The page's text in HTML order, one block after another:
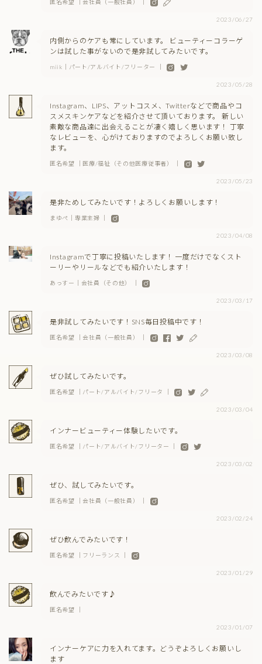
匿名希望 ｜会社員（一般社員） ｜
2023/06/27
内側からのケアも常にしています。 ビューティーコラーゲ
ンは試した事がないので是非試してみたいです。
miik｜パート/アルバイト/フリーター ｜
2023/05/28
Instagram、LIPS、アットコスメ、Twitterなどで商品やコ
スメスキンケアなどを紹介させて頂いております。 新しい
素敵な商品達に出会えることが凄く嬉しく思います！ 丁寧
なレビューを、心がけておりますのでよろしくお願い致し
ます。
匿名希望 ｜医療/福祉（その他医療従事者） ｜
2023/05/23
是非ためしてみたいです！よろしくお願いします！
まゆぺ｜専業主婦 ｜
2023/04/08
Instagramで丁寧に投稿いたします！ 一度だけでなくスト
ーリーやリールなどでも紹介いたします！
あっすー｜会社員（その他） ｜
2023/03/17
是非試してみたいです！SNS毎日投稿中です！
匿名希望 ｜会社員（一般社員） ｜
2023/03/08
ぜひ試してみたいです。
匿名希望 ｜パート/アルバイト/フリータ ｜
2023/03/04
インナービューティー体験したいです。
匿名希望 ｜パート/アルバイト/フリーター ｜
2023/03/02
ぜひ、試してみたいです。
匿名希望 ｜会社員（一般社員） ｜
2023/02/24
ぜひ飲んでみたいです！
匿名希望 ｜フリーランス ｜
2023/01/29
飲んでみたいです♪
匿名希望 ｜
2023/01/07
インナーケアに力を入れてます。どうぞよろしくお願いし
ます